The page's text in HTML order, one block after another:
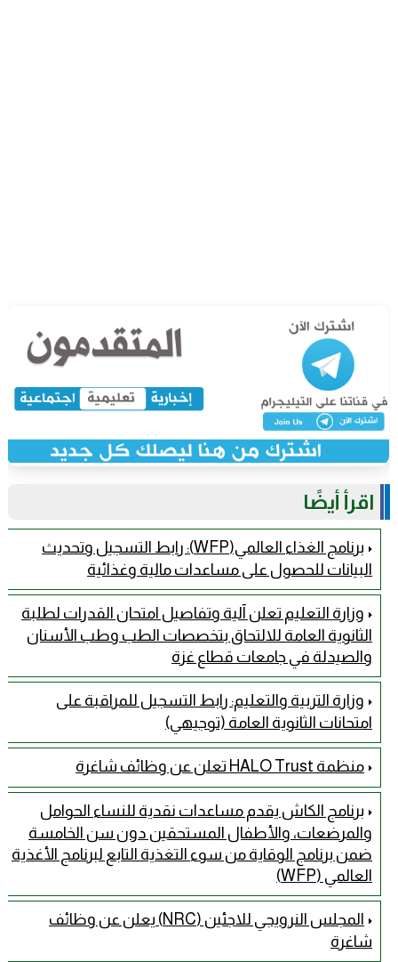
اقرأ أيضًا
برنامج الغذاء العالمي(WFP): رابط التسجيل وتحديث
البيانات للحصول على مساعدات مالية وغذائية
وزارة التعليم تعلن آلية وتفاصيل امتحان القدرات لطلبة
الثانوية العامة للالتحاق بتخصصات الطب وطب الأسنان
والصيدلة في جامعات قطاع غزة
وزارة التربية والتعليم: رابط التسجيل للمراقبة على
امتحانات الثانوية العامة (توجيهي)
منظمة HALO Trust تعلن عن وظائف شاغرة
برنامج الكاش يقدم مساعدات نقدية للنساء الحوامل
والمرضعات، والأطفال المستحقين دون سن الخامسة
ضمن برنامج الوقاية من سوء التغذية التابع لبرنامج الأغذية
العالمي (WFP)
المجلس النرويجي للاجئين (NRC) يعلن عن وظائف
شاغرة